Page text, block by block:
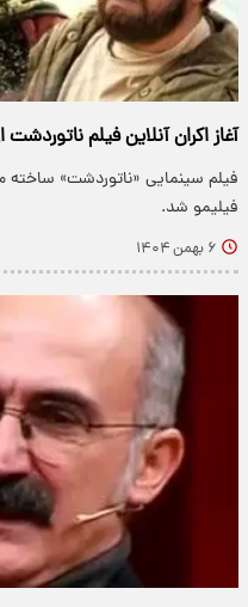
آغاز اکران آنلاین فیلم ناتوردشت از ۷
فیلم سینمایی «ناتوردشت» ساخته
فیلیمو شد.
۶ بهمن ۱۴۰۴